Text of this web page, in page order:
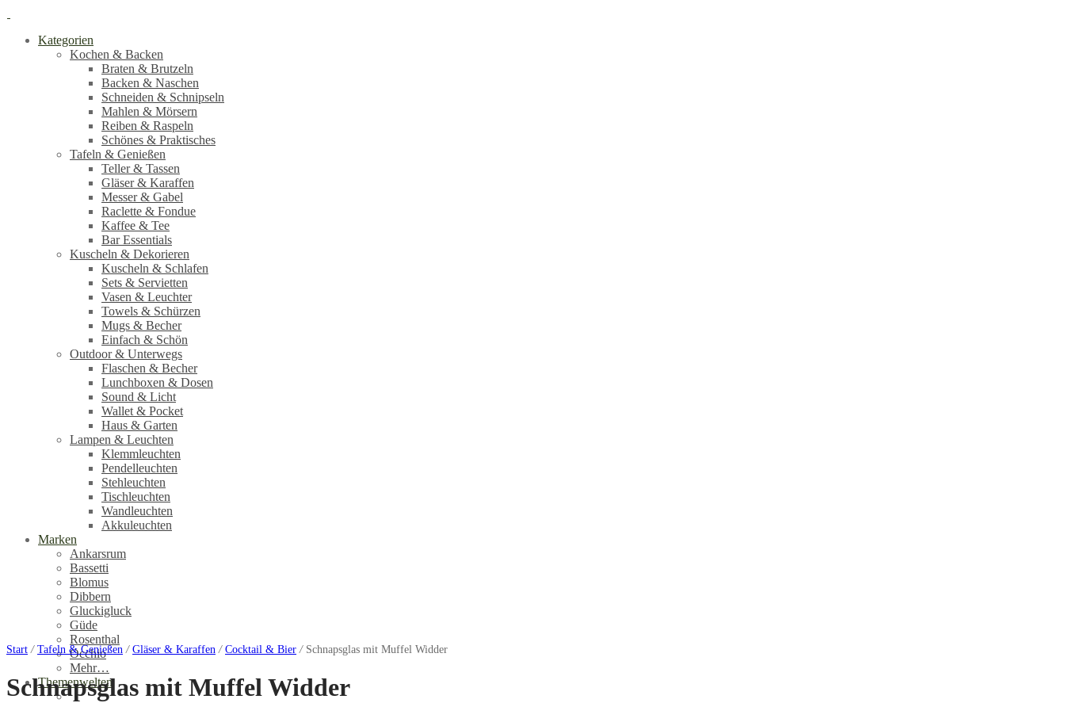
Kategorien
Kochen & Backen
Braten & Brutzeln
Backen & Naschen
Schneiden & Schnipseln
Mahlen & Mörsern
Reiben & Raspeln
Schönes & Praktisches
Tafeln & Genießen
Teller & Tassen
Gläser & Karaffen
Messer & Gabel
Raclette & Fondue
Kaffee & Tee
Bar Essentials
Kuscheln & Dekorieren
Kuscheln & Schlafen
Sets & Servietten
Vasen & Leuchter
Towels & Schürzen
Mugs & Becher
Einfach & Schön
Outdoor & Unterwegs
Flaschen & Becher
Lunchboxen & Dosen
Sound & Licht
Wallet & Pocket
Haus & Garten
Lampen & Leuchten
Klemmleuchten
Pendelleuchten
Stehleuchten
Tischleuchten
Wandleuchten
Akkuleuchten
Marken
Ankarsrum
Bassetti
Blomus
Dibbern
Gluckigluck
Güde
Rosenthal
Occhio
Mehr…
Themenwelten
Start / Tafeln & Genießen / Gläser & Karaffen / Cocktail & Bier /Schnapsglas mit Muffel Widder
Schnapsglas mit Muffel Widder